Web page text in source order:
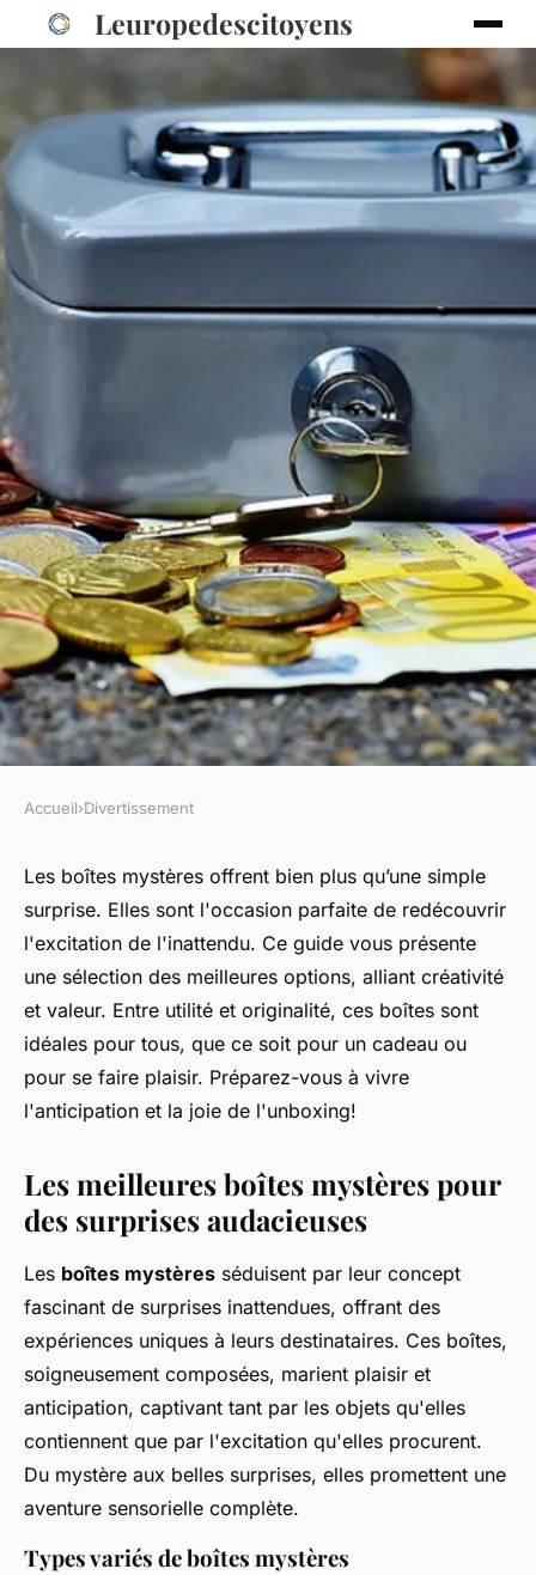
Leuropedescitoyens
Les meilleures boîtes mystères
pour des surprises
audacieuses
Léonie•19 décembre 2024 •6 min de lecture
Accueil›Divertissement
Les boîtes mystères offrent bien plus qu’une simple
surprise. Elles sont l'occasion parfaite de redécouvrir
l'excitation de l'inattendu. Ce guide vous présente
une sélection des meilleures options, alliant créativité
et valeur. Entre utilité et originalité, ces boîtes sont
idéales pour tous, que ce soit pour un cadeau ou
pour se faire plaisir. Préparez-vous à vivre
l'anticipation et la joie de l'unboxing!
Les meilleures boîtes mystères pour
des surprises audacieuses
Les boîtes mystères séduisent par leur concept
fascinant de surprises inattendues, offrant des
expériences uniques à leurs destinataires. Ces boîtes,
soigneusement composées, marient plaisir et
anticipation, captivant tant par les objets qu'elles
contiennent que par l'excitation qu'elles procurent.
Du mystère aux belles surprises, elles promettent une
aventure sensorielle complète.
Types variés de boîtes mystères